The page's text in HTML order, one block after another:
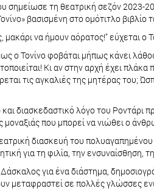
σημείωσε τη θεατρική σεζόν 2023-
βασισμένη στο ομότιτλο
να ήμουν αόρατος!" εύχεται ο
ο Τονίνο φοβάται μήπως κάνει
Κι αν στην αρχή έχει πλάκα
τις αγκαλιές της μητέρας του;
διασκεδαστικό λόγο του Ροντάρι
που μπορεί να νιώθει ο
διασκευή του πολυαγαπημένου
για τη φιλία, την ενσυναίσθηση,
για ένα διάστημα,
μεταφραστεί σε πολλές γλώσσες